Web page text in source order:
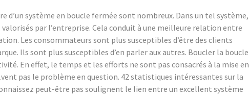
d’un système en boucle fermée sont nombreux. Dans un tel système,
par l’entreprise. Cela conduit à une meilleure relation entre
Les consommateurs sont plus susceptibles d’être des clients
Ils sont plus susceptibles d’en parler aux autres. Boucler la boucle
En effet, le temps et les efforts ne sont pas consacrés à la mise en
pas le problème en question. 42 statistiques intéressantes sur la
peut-être pas soulignent le lien entre un excellent système